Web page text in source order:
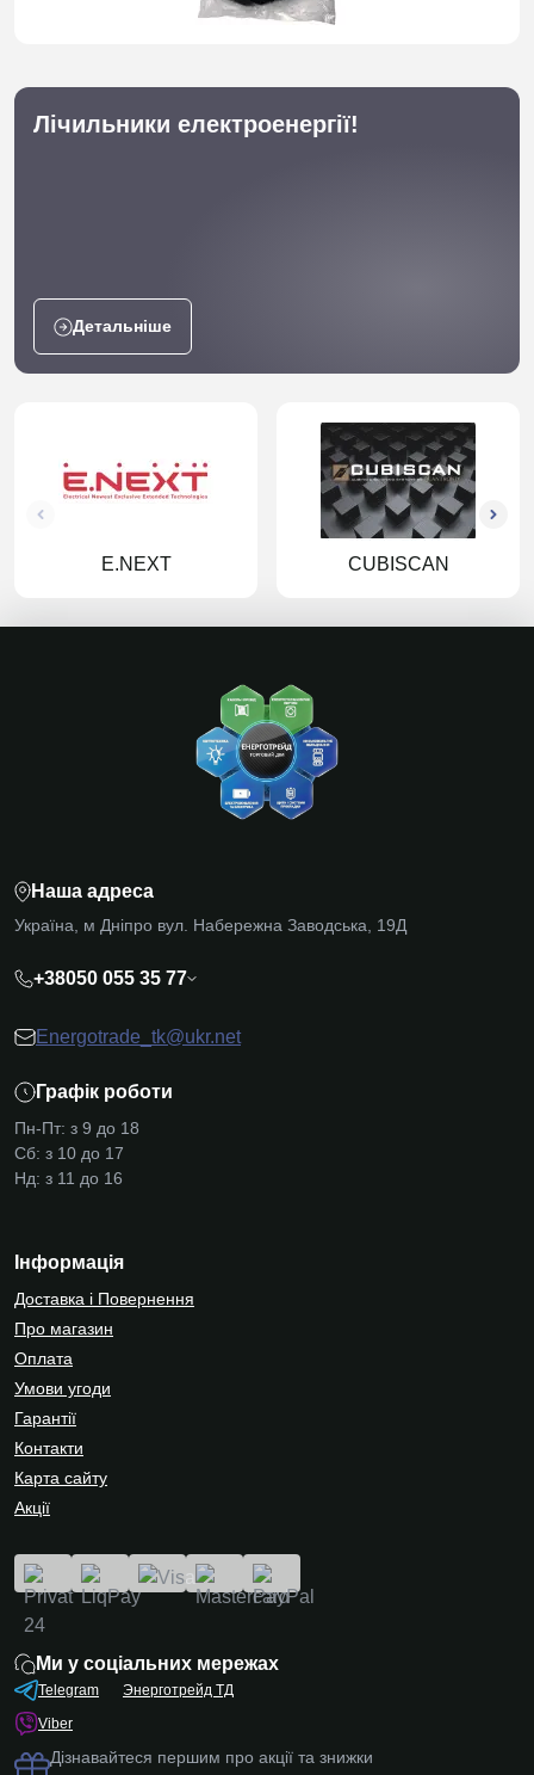
Лічильники електроенергії!
Детальніше
E.NEXT CUBISCAN
Наша адреса
Україна, м Дніпро вул. Набережна Заводська, 19Д
+38050 055 35 77
Energotrade_tk@ukr.net
Графік роботи
Пн-Пт: з 9 до 18
Сб: з 10 до 17
Нд: з 11 до 16
Інформація
Доставка і Повернення
Про магазин
Оплата
Умови угоди
Гарантії
Контакти
Карта сайту
Акції
Ми у соціальних мережах
Telegram
Viber
Энерготрейд ТД
Дізнавайтеся першим про акції та знижки